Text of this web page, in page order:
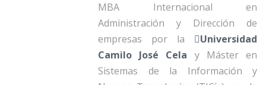
MBA Internacional en
Administración y Dirección de
empresas por la
Universidad
Camilo José Cela y Máster en
Sistemas de la Información y